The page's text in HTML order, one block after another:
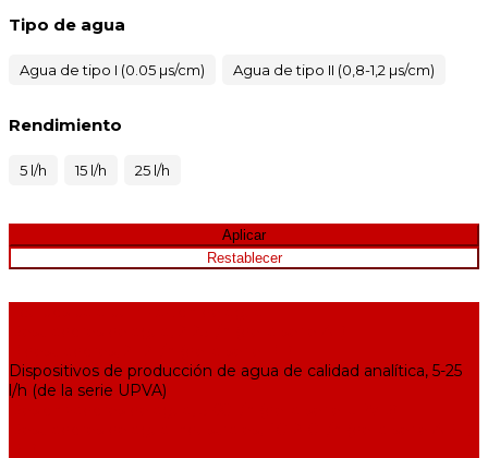
Tipo de agua
Agua de tipo I (0.05 µs/cm) Agua de tipo II (0,8-1,2 µs/cm)
Rendimiento
5 l/h 15 l/h 25 l/h
Dispositivos de producción de agua de calidad analítica, 5-25
l/h (de la serie UPVA)